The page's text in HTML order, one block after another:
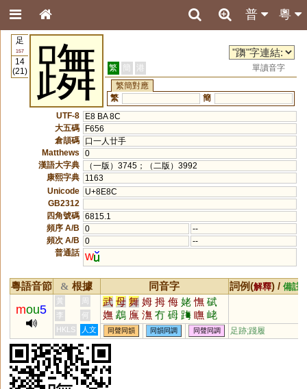
粵
普
足
157
14
(21)
躌 繁 簡 港
單讀音字
繁簡對應
繁
簡
UTF-8
E8 BA 8C
大五碼
F656
倉頡碼
口一人廿手
Matthews
0
漢語大字典
（一版）3745；（二版）3992
康熙字典
1163
Unicode
U+8E8C
GB2312
四角號碼 6815.1
頻序 A/B
0
--
頻次 A/B
0
--
普通話 w
粵語音節 & 根據 同音字 詞例(解釋) / 備註
mou5
黃 周 武 母 舞 姆 拇 侮 姥 憮 碔
嫵 鵡 廡 潕 冇 砪 踇 瞴 峔
茻 堥 倵 甒 膴 嘸 鉧
李
何
HKLS
人文 同聲同韻 同韻同調 同聲同調 足跡;踐履